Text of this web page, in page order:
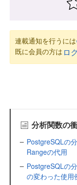
連載通知を行うには
既に会員の方は ロ
分析関数の
PostgreSQLの
Rangeの代用
PostgreSQLの
の変わった使用